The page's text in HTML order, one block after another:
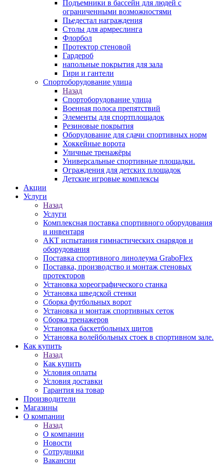
Подъемники в бассейн для людей с
ограниченными возможностями
Пьедестал награждения
Столы для армреслинга
Флорбол
Протектор стеновой
Гардероб
напольные покрытия для зала
Гири и гантели
Спортоборудование улица
Назад
Спортоборудование улица
Военная полоса препятствий
Элементы для спортплощадок
Резиновые покрытия
Оборудование для сдачи спортивных норм
Хоккейные ворота
Уличные тренажёры
Универсальные спортивные площадки.
Ограждения для детских площадок
Детские игровые комплексы
Акции
Услуги
Назад
Услуги
Комплексная поставка спортивного оборудования
и инвентаря
АКТ испытания гимнастических снарядов и
оборудования
Поставка спортивного линолеума GraboFlex
Поставка, производство и монтаж стеновых
протекторов
Установка хореографического станка
Установка шведской стенки
Сборка футбольных ворот
Установка и монтаж спортивных сеток
Сборка тренажеров
Установка баскетбольных щитов
Установка волейбольных стоек в спортивном зале.
Как купить
Назад
Как купить
Условия оплаты
Условия доставки
Гарантия на товар
Производители
Магазины
О компании
Назад
О компании
Новости
Сотрудники
Вакансии